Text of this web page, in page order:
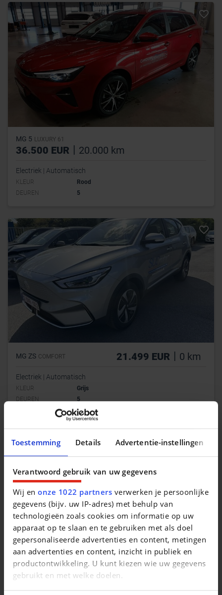
Toestemming Details Advertentie-instellingen
Verantwoord gebruik van uw gegevens
Wij enonze 1022 partners verwerken je persoonlijke
gegevens (bijv. uw IP-adres) met behulp van
technologieën zoals cookies om informatie op uw
apparaat op te slaan en te gebruiken met als doel
gepersonaliseerde advertenties en content, metingen
aan advertenties en content, inzicht in publiek en
productontwikkeling. U kunt kiezen wie uw gegevens
gebruikt en met welke doelen.
MG 5 LUXURY 61
36.500 EUR | 20.000 km
Electriek | Automatisch
KLEUR
Rood
DEUREN
5
MG ZS COMFORT 21.499 EUR 0 km
Electriek | Automatisch
KLEUR
Grijs
DEUREN
5
MG 5 S5 EV 64kWh Luxury | FULL OPTION - ST...
36.635 EUR | 5 km
Electriek | Automatisch